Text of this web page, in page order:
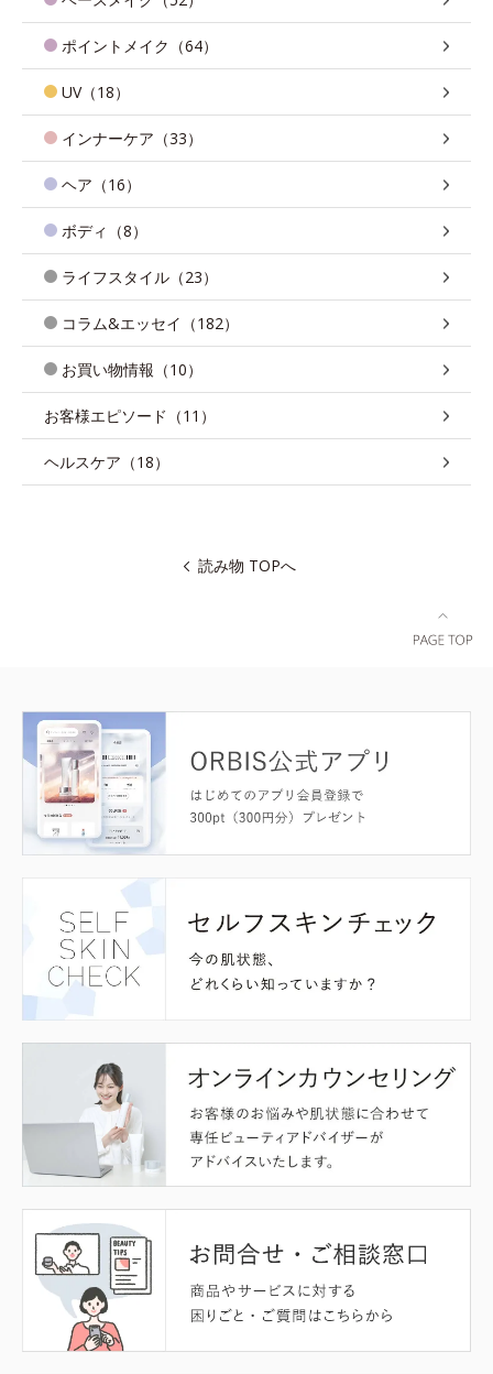
ポイントメイク（64）
UV（18）
インナーケア（33）
ヘア（16）
ボディ（8）
ライフスタイル（23）
コラム&エッセイ（182）
お買い物情報（10）
お客様エピソード（11）
ヘルスケア（18）
読み物 TOPへ